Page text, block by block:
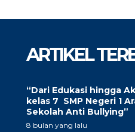
ARTIKEL
“Dari Edukasi hingga
kelas 7 SMP Negeri 1
Sekolah Anti Bullying”
8 bulan yang lalu